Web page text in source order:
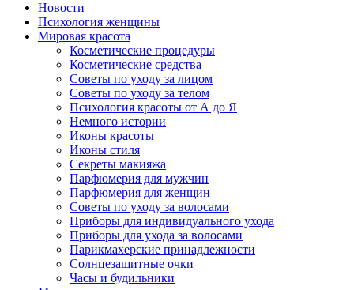
Новости
Психология женщины
Мировая красота
Косметические процедуры
Косметические средства
Советы по уходу за лицом
Советы по уходу за телом
Психология красоты от А до Я
Немного истории
Иконы красоты
Иконы стиля
Секреты макияжа
Парфюмерия для мужчин
Парфюмерия для женщин
Советы по уходу за волосами
Приборы для индивидуального ухода
Приборы для ухода за волосами
Парикмахерские принадлежности
Солнцезащитные очки
Часы и будильники